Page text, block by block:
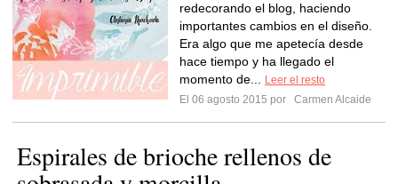
redecorando el blog, haciendo
importantes cambios en el diseño.
Era algo que me apetecía desde
hace tiempo y ha llegado el
momento de...
Leer el resto
El 06 agosto 2015 por
Carmen Alcaide
Espirales de brioche rellenos de